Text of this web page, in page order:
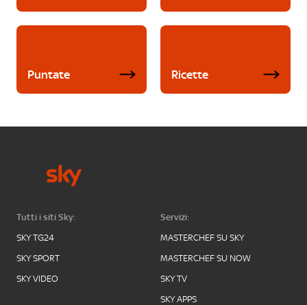
Puntate Ricette
Tutti i siti Sky:
SKY TG24
SKY SPORT
SKY VIDEO
Servizi:
MASTERCHEF SU SKY
MASTERCHEF SU NOW
SKY TV
SKY APPS